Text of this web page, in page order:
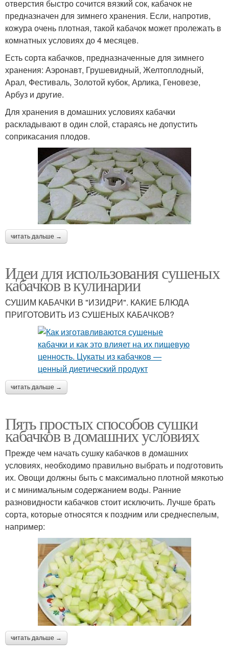
отверстия быстро сочится вязкий сок, кабачок не
предназначен для зимнего хранения. Если, напротив,
кожура очень плотная, такой кабачок может пролежать в
комнатных условиях до 4 месяцев.
Есть сорта кабачков, предназначенные для зимнего
хранения: Аэронавт, Грушевидный, Желтоплодный,
Арал, Фестиваль, Золотой кубок, Арлика, Геновезе,
Арбуз и другие.
Для хранения в домашних условиях кабачки
раскладывают в один слой, стараясь не допустить
соприкасания плодов.
читать дальше →
Идеи для использования сушеных
кабачков в кулинарии
СУШИМ КАБАЧКИ В "ИЗИДРИ". КАКИЕ БЛЮДА
ПРИГОТОВИТЬ ИЗ СУШЕНЫХ КАБАЧКОВ?
читать дальше →
Пять простых способов сушки
кабачков в домашних условиях
Прежде чем начать сушку кабачков в домашних
условиях, необходимо правильно выбрать и подготовить
их. Овощи должны быть с максимально плотной мякотью
и с минимальным содержанием воды. Ранние
разновидности кабачков стоит исключить. Лучше брать
сорта, которые относятся к поздним или среднеспелым,
например:
читать дальше →